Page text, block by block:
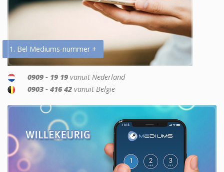
1. Bel Mediums-nummer +
0909 - 19 19 vanuit Nederland
0903 - 416 42 vanuit België